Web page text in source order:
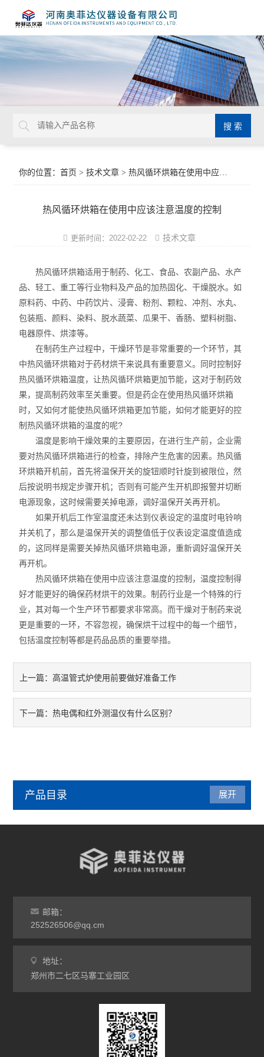
你的位置：首页 >技术文章 > 热风循环烘箱在使用中应该注意温度的控制
热风循环烘箱在使用中应该注意温度的控制
更新时间：2022-02-22 技术文章
热风循环烘箱适用于制药、化工、食品、农副产品、水产
品、轻工、重工等行业物料及产品的加热固化、干燥脱水。如
原料药、中药、中药饮片、浸膏、粉剂、颗粒、冲剂、水丸、
包装瓶、颜料、染料、脱水蔬菜、瓜果干、香肠、塑料树脂、
电器原件、烘漆等。
在制药生产过程中，干燥环节是非常重要的一个环节，其
中热风循环烘箱对于药材烘干来说具有重要意义。同时控制好
热风循环烘箱温度，让热风循环烘箱更加节能，这对于制药效
果，提高制药效率至关重要。但是药企在使用热风循环烘箱
时，又如何才能使热风循环烘箱更加节能，如何才能更好的控
制热风循环烘箱的温度的呢?
温度是影响干燥效果的主要原因，在进行生产前，企业需
要对热风循环烘箱进行的检查，排除产生危害的因素。热风循
环烘箱开机前，首先将温保开关的旋钮顺时针旋到被限位，然
后按说明书规定步骤开机；否则有可能产生开机即报警并切断
电源现象，这时候需要关掉电源，调好温保开关再开机。
如果开机后工作室温度还未达到仪表设定的温度时电铃响
并关机了，那么是温保开关的调整值低于仪表设定温度值造成
的，这同样是需要关掉热风循环烘箱电源，重新调好温保开关
再开机。
热风循环烘箱在使用中应该注意温度的控制，温度控制得
好才能更好的确保药材烘干的效果。制药行业是一个特殊的行
业，其对每一个生产环节都要求非常高。而干燥对于制药来说
更是重要的一环，不容忽视，确保烘干过程中的每一个细节，
包括温度控制等都是药品品质的重要举措。
上一篇： 高温管式炉使用前要做好准备工作
下一篇：热电偶和红外测温仪有什么区别？
产品目录
干燥箱
烘箱
工业电炉
展开
邮箱：
252526506@qq.cm
地址：
郑州市二七区马寨工业园区